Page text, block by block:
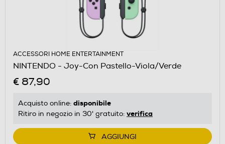
ACCESSORI HOME ENTERTAINMENT
NINTENDO - Joy-Con Pastello-Viola/Verde
€ 87,90
Acquisto online: disponibile
Ritiro in negozio in 30' gratuito: verifica
AGGIUNGI